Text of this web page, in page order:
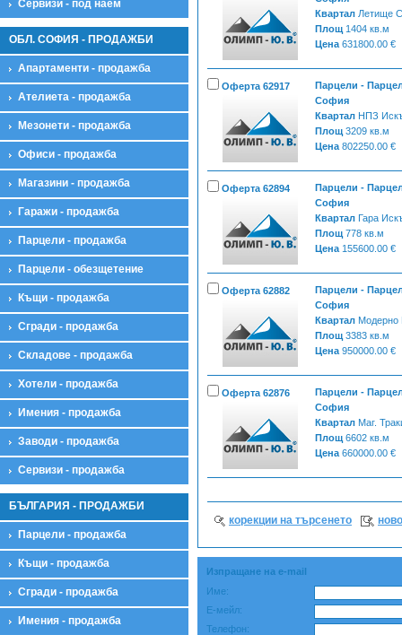
Сервизи - под наем
ОБЛ. СОФИЯ - ПРОДАЖБИ
Апартаменти - продажба
Ателиета - продажба
Мезонети - продажба
Офиси - продажба
Магазини - продажба
Гаражи - продажба
Парцели - продажба
Парцели - обезщетение
Къщи - продажба
Сгради - продажба
Складове - продажба
Хотели - продажба
Имения - продажба
Заводи - продажба
Сервизи - продажба
БЪЛГАРИЯ - ПРОДАЖБИ
Парцели - продажба
Къщи - продажба
Сгради - продажба
Имения - продажба
Квартал Летище
Площ 1404 кв.м
Цена 631800.00 €
Оферта 62917
Парцели -
София
Квартал НПЗ
Площ 3209 кв.м
Цена 802250.00 €
Оферта 62894
Парцели -
София
Квартал Гара
Площ 778 кв.м
Цена 155600.00 €
Оферта 62882
Парцели -
София
Квартал Модерно
Площ 3383 кв.м
Цена 950000.00 €
Оферта 62876
Парцели -
София
Квартал Маг.
Площ 6602 кв.м
Цена 660000.00 €
корекции на търсенето
Изпращане на e-mail
Име:
Е-мейл:
Телефон: